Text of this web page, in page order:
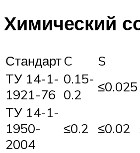
Химический
СтандартC S
TУ 14-1-
1921-76
0.15-
0.2
≤0.025
TУ 14-1-
1950-
2004
≤0.2 ≤0.02